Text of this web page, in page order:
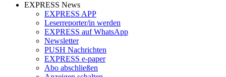
EXPRESS News
EXPRESS APP
Leserreporter/in werden
EXPRESS auf WhatsApp
Newsletter
PUSH Nachrichten
EXPRESS e-paper
Abo abschließen